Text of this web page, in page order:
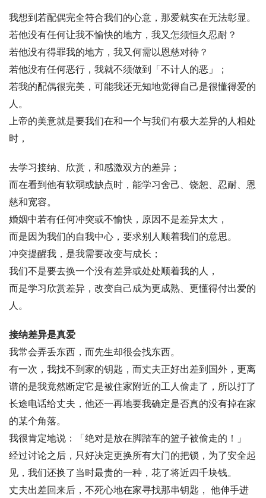
我想到若配偶完全符合我们的心意，那爱就实在无法彰显。
若他没有任何让我不愉快的地方，我又怎须恒久忍耐？
若他没有得罪我的地方，我又何需以恩慈对待？
若他没有任何恶行，我就不须做到「不计人的恶」；
若我的配偶很完美，可能我还无知地觉得自己是很懂得爱的
人。
上帝的美意就是要我们在和一个与我们有极大差异的人相处
时，
去学习接纳、欣赏，和感激双方的差异；
而在看到他有软弱或缺点时，能学习舍己、饶恕、忍耐、恩
慈和宽容。
婚姻中若有任何冲突或不愉快，原因不是差异太大，
而是因为我们的自我中心，要求别人顺着我们的意思。
冲突提醒我，是我需要改变与成长；
我们不是要去换一个没有差异或处处顺着我的人，
而是学习欣赏差异，改变自己成为更成熟、更懂得付出爱的
人。
接纳差异是真爱
我常会弄丢东西，而先生却很会找东西。
有一次，我找不到家的钥匙，而丈夫正好出差到国外，更离
谱的是我竟然断定它是被住家附近的工人偷走了，所以打了
长途电话给丈夫，他还一再地要我确定是否真的没有掉在家
的某个角落。
我很肯定地说：「绝对是放在脚踏车的篮子被偷走的！」
经过讨论之后，只好决定更换所有大门的把锁，为了安全起
见，我们还换了当时最贵的一种，花了将近四千块钱。
丈夫出差回来后，不死心地在家寻找那串钥匙， 他伸手进